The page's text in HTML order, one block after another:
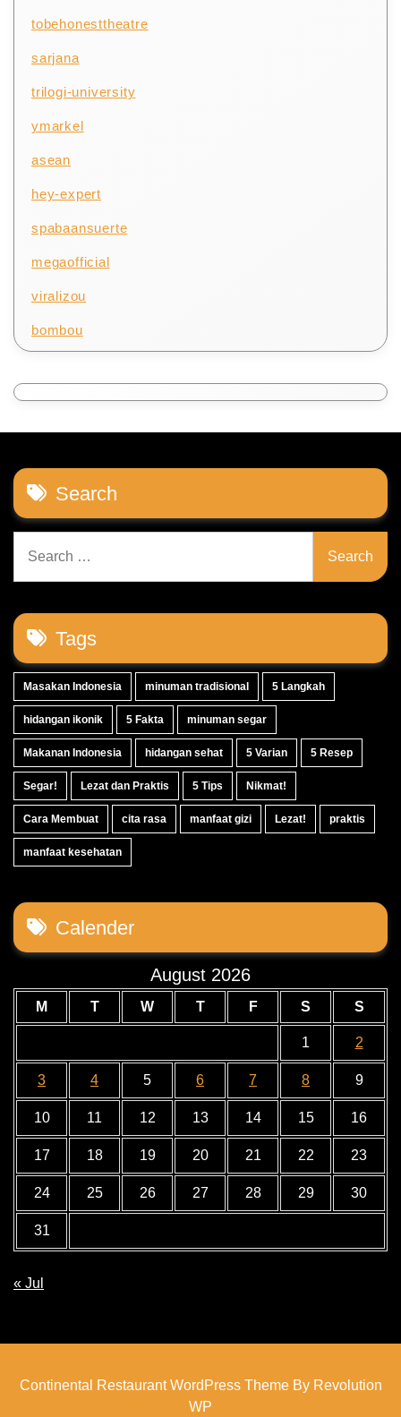
tobehonesttheatre
sarjana
trilogi-university
ymarkel
asean
hey-expert
spabaansuerte
megaofficial
viralizou
bombou
Search
for:
Tags
Masakan Indonesia minuman tradisional 5 Langkah
hidangan ikonik 5 Fakta minuman segar
Makanan Indonesia hidangan sehat 5 Varian 5 Resep
Segar! Lezat dan Praktis 5 Tips Nikmat!
Cara Membuat cita rasa manfaat gizi Lezat! praktis
manfaat kesehatan
Calender
August 2026
M T W T F S S
1 2
3 4 5 6 7 8 9
10 11 12 13 14 15 16
17 18 19 20 21 22 23
24 25 26 27 28 29 30
31
« Jul
Continental Restaurant WordPress Theme By Revolution
WP